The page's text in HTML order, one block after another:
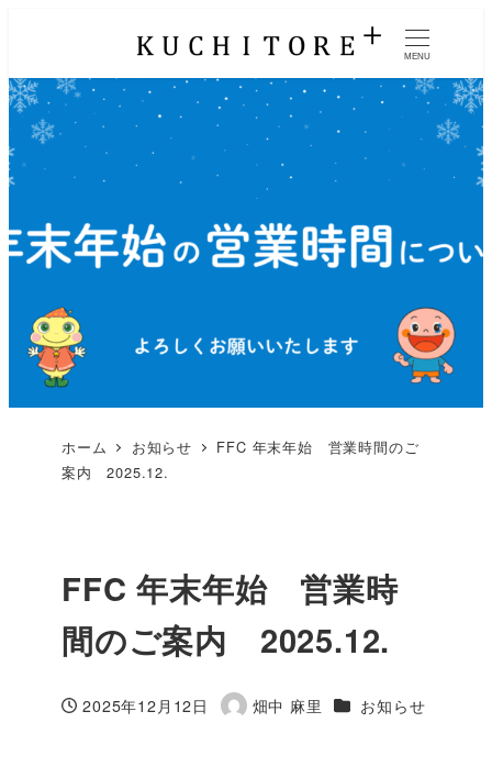
MENU
ホーム お知らせ
FFC 年末年始 営業時間のご
案内 2025.12.
FFC 年末年始 営業時
間のご案内 2025.12.
投稿日
2025年12月12日
著
畑中 麻里 カテゴリー
お知らせ